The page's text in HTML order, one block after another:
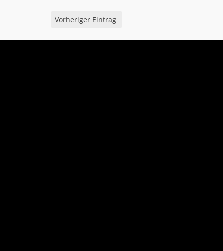
Vorheriger Eintrag